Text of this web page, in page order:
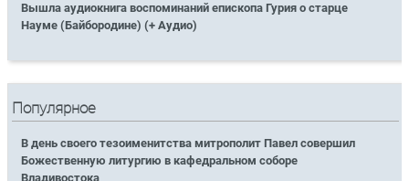
Вышла аудиокнига воспоминаний епископа Гурия о старце
Науме (Байбородине) (+ Аудио)
Популярное
В день своего тезоименитства митрополит Павел совершил
Божественную литургию в кафедральном соборе
Владивостока